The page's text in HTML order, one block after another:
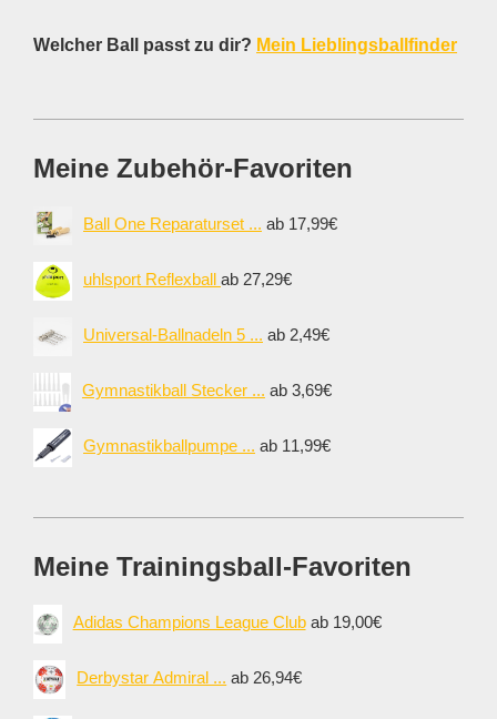
Welcher Ball passt zu dir? Mein Lieblingsballfinder
Meine Zubehör-Favoriten
Ball One Reparaturset ... ab 17,99€
uhlsport Reflexball ab 27,29€
Universal-Ballnadeln 5 ... ab 2,49€
Gymnastikball Stecker ... ab 3,69€
Gymnastikballpumpe ... ab 11,99€
Meine Trainingsball-Favoriten
Adidas Champions League Clubab 19,00€
Derbystar Admiral ... ab 26,94€